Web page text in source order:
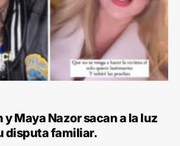
y Maya Nazor sacan a la luz
disputa familiar.